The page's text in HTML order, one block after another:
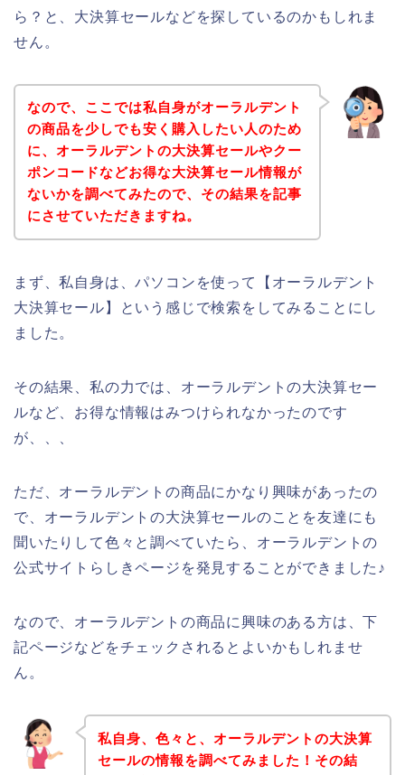
ら？と、大決算セールなどを探しているのかもしれま
せん。
なので、ここでは私自身がオーラルデント
の商品を少しでも安く購入したい人のため
に、オーラルデントの大決算セールやクー
ポンコードなどお得な大決算セール情報が
ないかを調べてみたので、その結果を記事
にさせていただきますね。
まず、私自身は、パソコンを使って【オーラルデント
大決算セール】という感じで検索をしてみることにし
ました。
その結果、私の力では、オーラルデントの大決算セー
ルなど、お得な情報はみつけられなかったのです
が、、、
ただ、オーラルデントの商品にかなり興味があったの
で、オーラルデントの大決算セールのことを友達にも
聞いたりして色々と調べていたら、オーラルデントの
公式サイトらしきページを発見することができました♪
なので、オーラルデントの商品に興味のある方は、下
記ページなどをチェックされるとよいかもしれませ
ん。
私自身、色々と、オーラルデントの大決算
セールの情報を調べてみました！その結